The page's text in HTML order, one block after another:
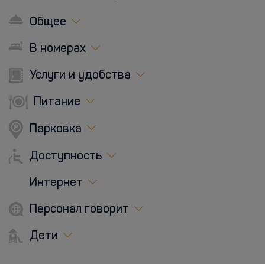
Общее
В номерах
Услуги и удобства
Питание
Парковка
Доступность
Интернет
Персонал говорит
Дети